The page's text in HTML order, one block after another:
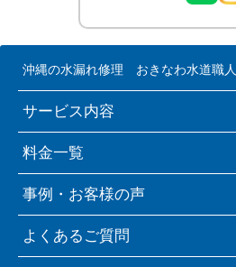
沖縄の水漏れ修理 おきなわ水道職人
サービス内容
料金一覧
事例・お客様の声
よくあるご質問